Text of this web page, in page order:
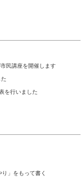
民講座を開催します
を行いました
」をもって書く